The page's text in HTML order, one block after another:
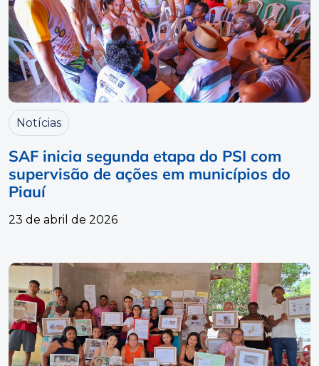
Notícias
SAF inicia segunda etapa do PSI com
supervisão de ações em municípios do
Piauí
23 de abril de 2026